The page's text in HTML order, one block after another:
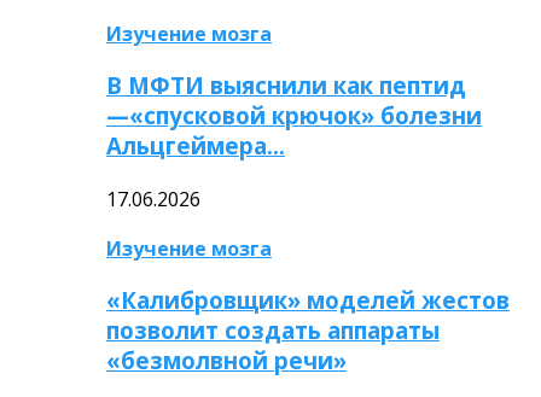
Изучение мозга
В МФТИ выяснили как пептид
—«спусковой крючок» болезни
Альцгеймера…
17.06.2026
Изучение мозга
«Калибровщик» моделей жестов
позволит создать аппараты
«безмолвной речи»